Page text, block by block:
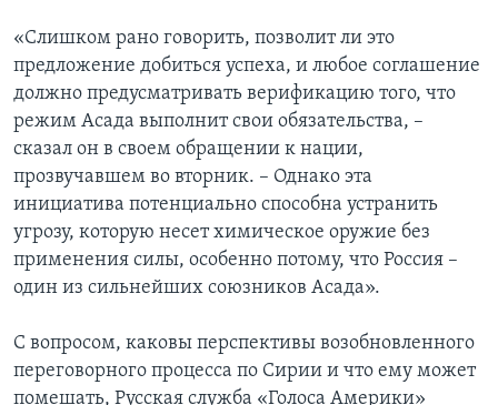
«Слишком рано говорить, позволит ли это
предложение добиться успеха, и любое соглашение
должно предусматривать верификацию того, что
режим Асада выполнит свои обязательства, –
сказал он в своем обращении к нации,
прозвучавшем во вторник. – Однако эта
инициатива потенциально способна устранить
угрозу, которую несет химическое оружие без
применения силы, особенно потому, что Россия –
один из сильнейших союзников Асада».
С вопросом, каковы перспективы возобновленного
переговорного процесса по Сирии и что ему может
помешать, Русская служба «Голоса Америки»